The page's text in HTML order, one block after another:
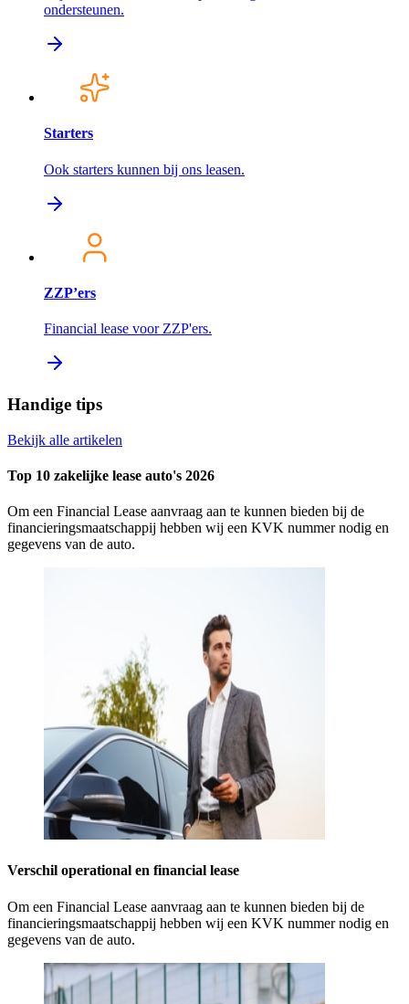
ondersteunen.
Starters
Ook starters kunnen bij ons leasen.
ZZP’ers
Financial lease voor ZZP'ers.
Handige tips
Bekijk alle artikelen
Top 10 zakelijke lease auto's 2026
Om een Financial Lease aanvraag aan te kunnen bieden bij de
financieringsmaatschappij hebben wij een KVK nummer nodig en
gegevens van de auto.
Verschil operational en financial lease
Om een Financial Lease aanvraag aan te kunnen bieden bij de
financieringsmaatschappij hebben wij een KVK nummer nodig en
gegevens van de auto.